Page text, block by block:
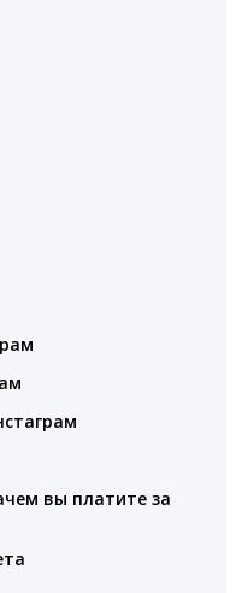
вы платите за